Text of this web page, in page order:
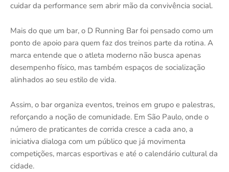
cuidar da performance sem abrir mão da convivência social.
Mais do que um bar, o D Running Bar foi pensado como um
ponto de apoio para quem faz dos treinos parte da rotina. A
marca entende que o atleta moderno não busca apenas
desempenho físico, mas também espaços de socialização
alinhados ao seu estilo de vida.
Assim, o bar organiza eventos, treinos em grupo e palestras,
reforçando a noção de comunidade. Em São Paulo, onde o
número de praticantes de corrida cresce a cada ano, a
iniciativa dialoga com um público que já movimenta
competições, marcas esportivas e até o calendário cultural da
cidade.